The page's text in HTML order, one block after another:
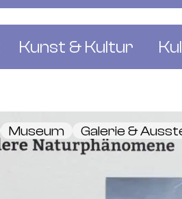
& Kinder
Kunst & Kultur
Galerien &
Literatur & Bücher
Museum Galerie &